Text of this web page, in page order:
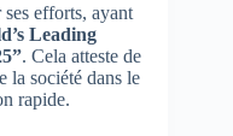
efforts, ayant
Leading
. Cela atteste de
la société dans le
rapide.